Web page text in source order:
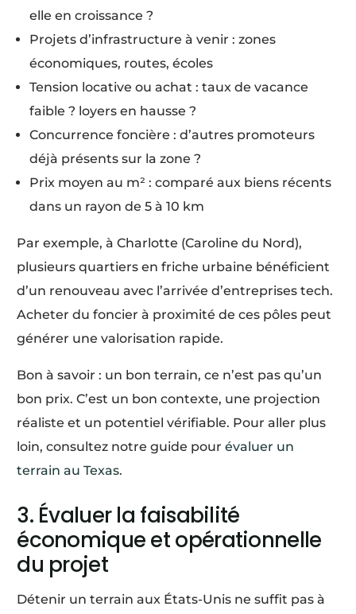
elle en croissance ?
Projets d’infrastructure à venir : zones
économiques, routes, écoles
Tension locative ou achat : taux de vacance
faible ? loyers en hausse ?
Concurrence foncière : d’autres promoteurs
déjà présents sur la zone ?
Prix moyen au m² : comparé aux biens récents
dans un rayon de 5 à 10 km
Par exemple, à Charlotte (Caroline du Nord),
plusieurs quartiers en friche urbaine bénéficient
d’un renouveau avec l’arrivée d’entreprises tech.
Acheter du foncier à proximité de ces pôles peut
générer une valorisation rapide.
Bon à savoir : un bon terrain, ce n’est pas qu’un
bon prix. C’est un bon contexte, une projection
réaliste et un potentiel vérifiable. Pour aller plus
loin, consultez notre guide pourévaluer un
terrain au Texas.
3. Évaluer la faisabilité
économique et opérationnelle
du projet
Détenir un terrain aux États-Unis ne suffit pas à